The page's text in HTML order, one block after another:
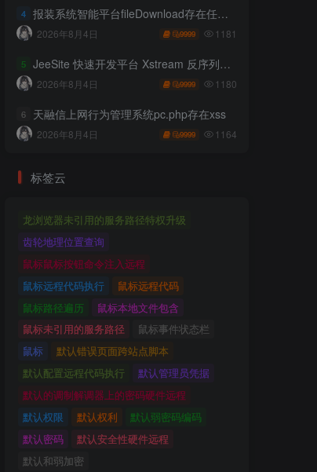
4 报装系统智能平台fileDownload存在任意文件读取
2026年8月4日 9999 1181
5 JeeSite 快速开发平台 Xstream 反序列化RCE
2026年8月4日 9999 1180
6 天融信上网行为管理系统pc.php存在xss
2026年8月4日 9999 1164
标签云
龙浏览器未引用的服务路径特权升级
齿轮地理位置查询
鼠标鼠标按钮命令注入远程
鼠标远程代码执行
鼠标远程代码
鼠标路径遍历
鼠标本地文件包含
鼠标未引用的服务路径
鼠标事件状态栏
鼠标
默认错误页面跨站点脚本
默认配置远程代码执行
默认管理员凭据
默认的调制解调器上的密码硬件远程
默认权限
默认权利
默认弱密码编码
默认密码
默认安全性硬件远程
默认和弱加密